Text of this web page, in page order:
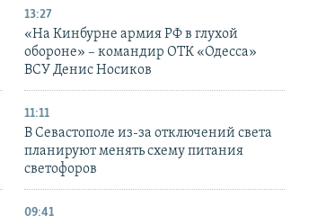
13:27
«На Кинбурне армия РФ в глухой
обороне» – командир ОТК «Одесса»
ВСУ Денис Носиков
11:11
В Севастополе из-за отключений света
планируют менять схему питания
светофоров
09:41